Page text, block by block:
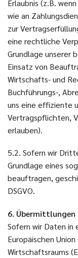
Erlaubnis (z.B.
wie an
zur
eine rechtliche
Grundlage unserer
Einsatz von
Wirtschafts- und
Buchführungs-,
uns eine effiziente
Vertragspflichten,
erlauben).
5.2. Sofern wir
Grundlage eines
beauftragen,
DSGVO.
6.
Sofern wir Daten in
Europäischen
Wirtschaftsraums